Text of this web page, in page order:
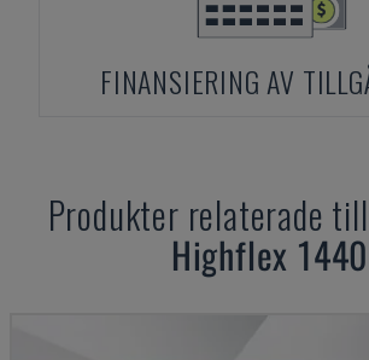
FINANSIERING AV
Produkter relaterade till
Highflex 1440